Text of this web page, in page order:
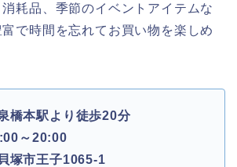
耗品、季節のイベントアイテムな
で時間を忘れてお買い物を楽しめ
橋本駅より徒歩20分
～20:00
塚市王子1065-1